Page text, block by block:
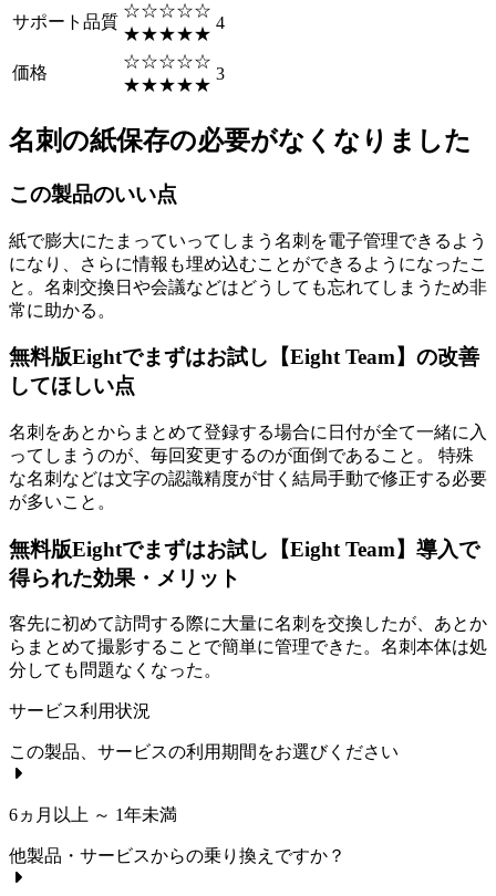
サポート品質
☆☆☆☆☆
★★★★★
4
価格
☆☆☆☆☆
★★★★★
3
名刺の紙保存の必要がなくなりました
この製品のいい点
紙で膨大にたまっていってしまう名刺を電子管理できるよう
になり、さらに情報も埋め込むことができるようになったこ
と。名刺交換日や会議などはどうしても忘れてしまうため非
常に助かる。
無料版Eightでまずはお試し【Eight Team】の改善
してほしい点
名刺をあとからまとめて登録する場合に日付が全て一緒に入
ってしまうのが、毎回変更するのが面倒であること。 特殊
な名刺などは文字の認識精度が甘く結局手動で修正する必要
が多いこと。
無料版Eightでまずはお試し【Eight Team】導入で
得られた効果・メリット
客先に初めて訪問する際に大量に名刺を交換したが、あとか
らまとめて撮影することで簡単に管理できた。名刺本体は処
分しても問題なくなった。
サービス利用状況
この製品、サービスの利用期間をお選びください
6ヵ月以上 ～ 1年未満
他製品・サービスからの乗り換えですか？